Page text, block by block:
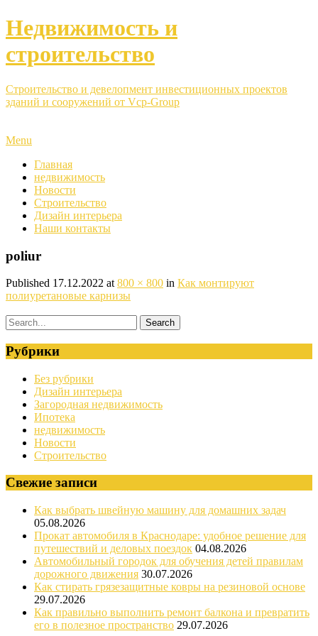
Недвижимость и
строительство
Строительство и девелопмент инвестиционных проектов
зданий и сооружений от Vcp-Group
Menu
Главная
недвижимость
Новости
Строительство
Дизайн интерьера
Наши контакты
poliur
Published 17.12.2022 at 800 × 800 in Как монтируют
полиуретановые карнизы
Рубрики
Без рубрики
Дизайн интерьера
Загородная недвижимость
Ипотека
недвижимость
Новости
Строительство
Свежие записи
Как выбрать швейную машину для домашних задач
05.08.2026
Прокат автомобиля в Краснодаре: удобное решение для
путешествий и деловых поездок 04.08.2026
Автомобильный городок для обучения детей правилам
дорожного движения 30.07.2026
Как стирать грязезащитные ковры на резиновой основе
29.07.2026
Как правильно выполнить ремонт балкона и превратить
его в полезное пространство 29.07.2026